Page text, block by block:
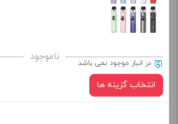
برای فعال شدن سبد خرید و نمایش قیمت ،
از کادر بالا انتخاب کنید.
+
ناموجود در انبار موجود نمی باشد
انتخاب گزینه ها